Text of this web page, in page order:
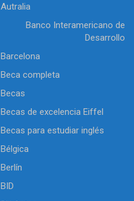
Autralia
Banco Interamericano de
Desarrollo
Barcelona
Beca completa
Becas
Becas de excelencia Eiffel
Becas para estudiar inglés
Bélgica
Berlín
BID